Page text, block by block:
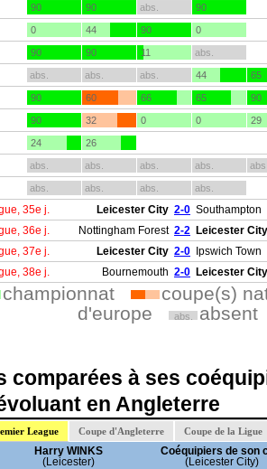
90 90 abs. 90
0 44 90 0
90 90 11 abs.
abs. abs. abs. 44 65
90 60 66 65 90
90 32 0 0 29
24 26
abs. abs. abs. abs.
abs. abs. abs. abs.
35e j. Leicester City 2-0 Southampton
36e j. Nottingham Forest 2-2 Leicester City
37e j. Leicester City 2-0
Ipswich Town
38e j. Bournemouth 2-0 Leicester City
championnat
coupe(s)
d'europe
abs. absent
comparées à ses
en Angleterre
League Coupe d'Angleterre Coupe de la Ligue
Harry WINKS
(Leicester)
Coéquipiers de son
(Leicester City)